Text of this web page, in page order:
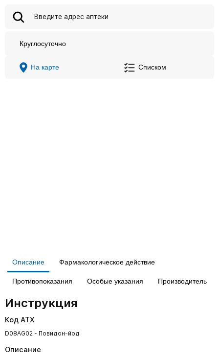
Круглосуточно
На карте Списком
Описание Фармакологическое действие
Противопоказания Особые указания Производитель
Инструкция
Код АТХ
D08AG02 - Повидон-йод
Описание